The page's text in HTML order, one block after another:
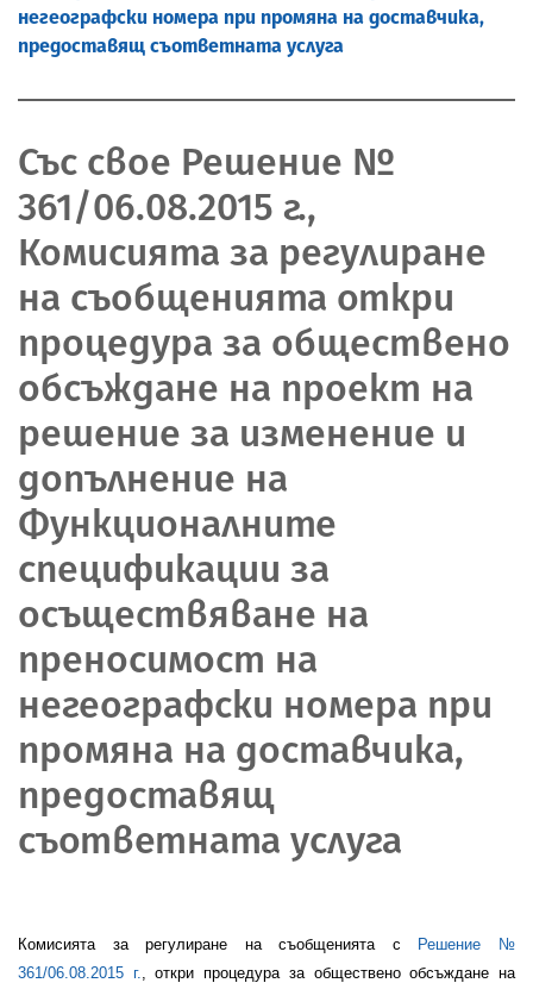
негеографски номера при промяна на доставчика,
предоставящ съответната услуга
Със свое Решение №
361/06.08.2015 г.,
Комисията за регулиране
на съобщенията откри
процедура за обществено
обсъждане на проект на
решение за изменение и
допълнение на
Функционалните
спецификации за
осъществяване на
преносимост на
негеографски номера при
промяна на доставчика,
предоставящ
съответната услуга
Комисията за регулиране на съобщенията с
Решение №
361/06.08.2015 г.
, откри процедура за обществено обсъждане на